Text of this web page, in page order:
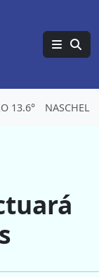
13.6° NASCHEL